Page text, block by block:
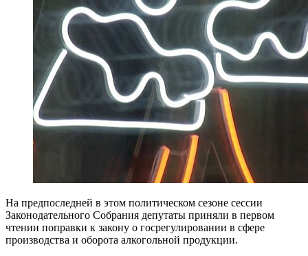
На предпоследней в этом политическом сезоне сессии
Законодательного Собрания депутаты приняли в первом
чтении поправки к закону о госрегулировании в сфере
производства и оборота алкогольной продукции.